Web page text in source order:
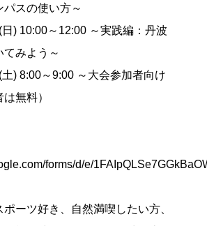
スの使い方～
日) 10:00～12:00 ～実践編：丹波
みよう～
土) 8:00～9:00 ～大会参加者向け
無料）
forms/d/e/
ーツ好き、自然満喫したい方、